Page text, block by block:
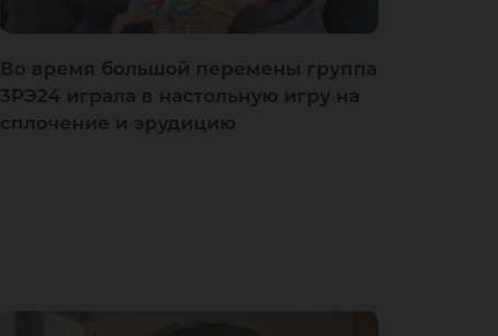
Во время большой перемены группа
3РЭ24 играла в настольную игру на
сплочение и эрудицию